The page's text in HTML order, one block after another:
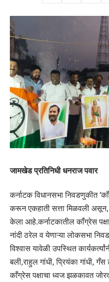
जामखेड प्रतिनिधी धनराज पवार
कर्नाटक विधानसभा निवडणुकीत
करून एकहाती सत्ता मिळवली असून,
केला आहे.कर्नाटकातील कॉंग्रेस
नांदी ठरेल व येणाऱ्या लोकसभा
विश्वास यावेळी उपस्थित
बली,राहुल गांधी, प्रियंका गांधी, गँस
काँग्रेस पक्षाचा ध्वज झळकावत